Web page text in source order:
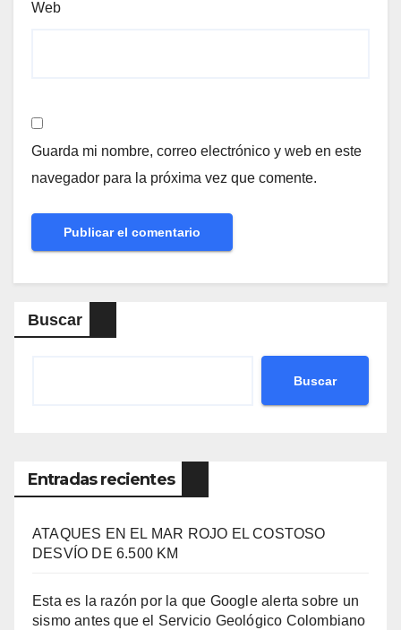
Web
Guarda mi nombre, correo electrónico y web en este
navegador para la próxima vez que comente.
Buscar
Buscar
Entradas recientes
ATAQUES EN EL MAR ROJO EL COSTOSO
DESVÍO DE 6.500 KM
Esta es la razón por la que Google alerta sobre un
sismo antes que el Servicio Geológico Colombiano